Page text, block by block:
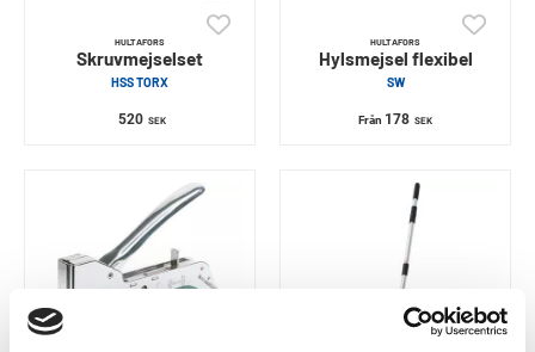
HULTAFORS
Skruvmejselset
HSS TORX
520 SEK
HULTAFORS
Hylsmejsel flexibel
SW
Från 178 SEK